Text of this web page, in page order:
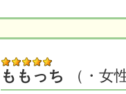
ももっち
（・女